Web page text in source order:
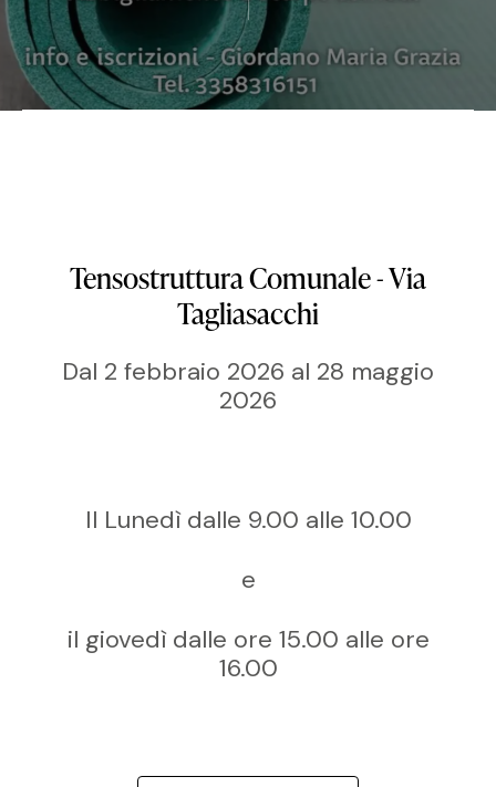
Tensostruttura Comunale - Via
Tagliasacchi
Dal 2 febbraio 2026 al 28 maggio
2026
Il Lunedì dalle 9.00 alle 10.00
e
il giovedì dalle ore 15.00 alle ore
16.00